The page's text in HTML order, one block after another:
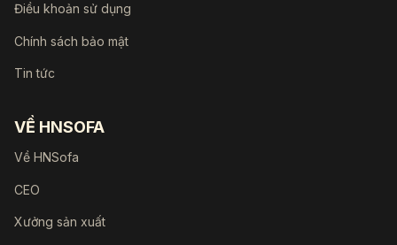
Điều khoản sử dụng
Chính sách bảo mật
Tin tức
VỀ HNSOFA
Về HNSofa
CEO
Xưởng sản xuất